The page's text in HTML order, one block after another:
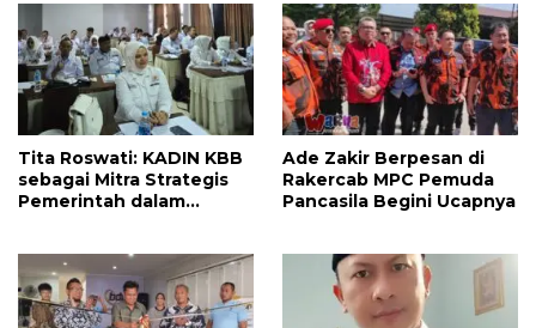
Warga Bandung Barat!
Tita Roswati: KADIN KBB
sebagai Mitra Strategis
Pemerintah dalam
Ade Zakir Berpesan di
Rakercab MPC Pemuda
Pancasila Begini Ucapnya